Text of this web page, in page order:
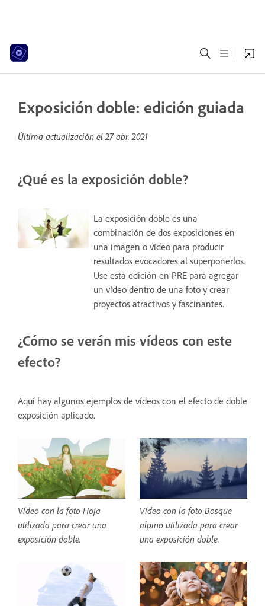
Exposición doble: edición guiada
Última actualización el27 abr. 2021
¿Qué es la exposición doble?
La exposición doble es una
combinación de dos exposiciones en
una imagen o vídeo para producir
resultados evocadores al superponerlos.
Use esta edición en PRE para agregar
un vídeo dentro de una foto y crear
proyectos atractivos y fascinantes.
¿Cómo se verán mis vídeos con este
efecto?
Aquí hay algunos ejemplos de vídeos con el efecto de doble
exposición aplicado.
Vídeo con la foto Hoja
utilizada para crear una
exposición doble.
Vídeo con la foto Bosque
alpino utilizada para crear
una exposición doble.